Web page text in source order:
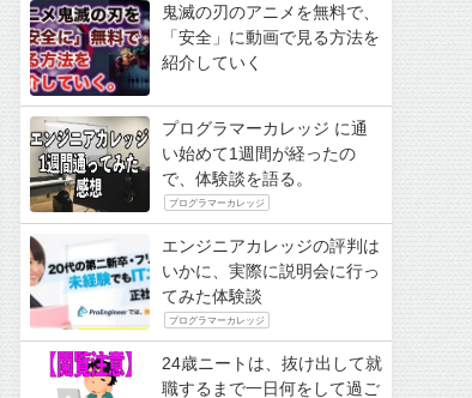
鬼滅の刃のアニメを無料で、
「安全」に動画で見る方法を
紹介していく
プログラマーカレッジ に通
い始めて1週間が経ったの
で、体験談を語る。
プログラマーカレッジ
エンジニアカレッジの評判は
いかに、実際に説明会に行っ
てみた体験談
プログラマーカレッジ
24歳ニートは、抜け出して就
職するまで一日何をして過ご